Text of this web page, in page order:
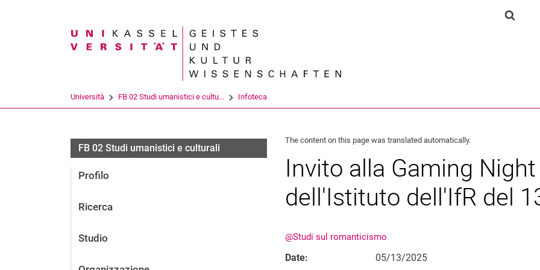
Jump directly to: content
Jump directly to: search
Jump directly to: main
Search term
Università FB 02 Studi umanistici e cultu... Infoteca
FB 02 Studi umanistici e culturali
Profilo
Ricerca
Studio
The content on this page was translated automatically.
Invito alla Gaming
dell'Istituto dell'IfR del
@Studi sul romanticismo
Date:
05/13/2025